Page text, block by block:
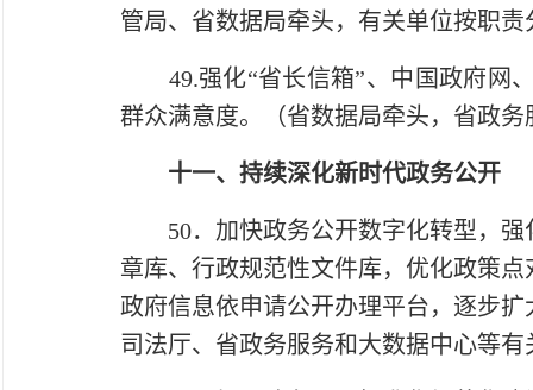
管局、省数据局牵头，有关单位按职责
49.强化“省长信箱”、中国政府网、
群众满意度。（省数据局牵头，省政
十一、持续深化新时代政务公开
50．加快政务公开数字化转型，强
章库、行政规范性文件库，优化政策
政府信息依申请公开办理平台，逐步
司法厅、省政务服务和大数据中心等